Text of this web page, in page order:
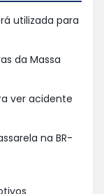
utilizada para
da Massa
ver acidente
na BR-